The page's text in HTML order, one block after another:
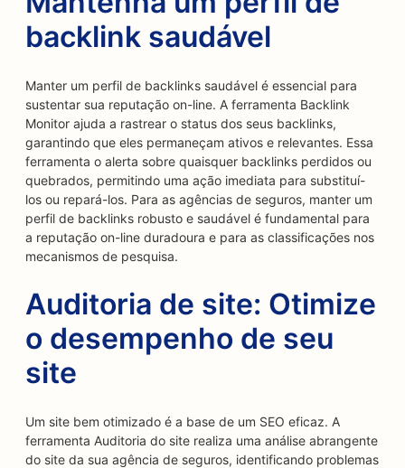
backlink saudável
Manter um perfil de backlinks saudável é essencial para
sustentar sua reputação on-line. A ferramenta Backlink
Monitor ajuda a rastrear o status dos seus backlinks,
garantindo que eles permaneçam ativos e relevantes. Essa
ferramenta o alerta sobre quaisquer backlinks perdidos ou
quebrados, permitindo uma ação imediata para substituí-
los ou repará-los. Para as agências de seguros, manter um
perfil de backlinks robusto e saudável é fundamental para
a reputação on-line duradoura e para as classificações nos
mecanismos de pesquisa.
Auditoria de site: Otimize
o desempenho de seu
site
Um site bem otimizado é a base de um SEO eficaz. A
ferramenta Auditoria do site realiza uma análise abrangente
do site da sua agência de seguros, identificando problemas